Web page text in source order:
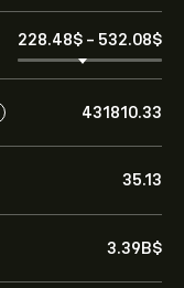
228.48‎$‎ - 532.08‎$‎
431810.33
35.13
3.39B‎$‎